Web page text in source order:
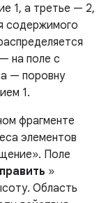
1, а третье — 2,
содержимого
на поле с
— поровну
1.
фрагменте
элементов
Поле
»
Область